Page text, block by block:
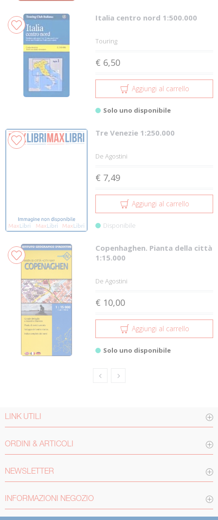
Italia centro nord 1:500.000
Touring
€ 6,50
Aggiungi al carrello
Solo uno disponibile
Tre Venezie 1:250.000
De Agostini
€ 7,49
Aggiungi al carrello
Disponibile
Copenhaghen. Pianta della città
1:15.000
De Agostini
€ 10,00
Aggiungi al carrello
Solo uno disponibile
LINK UTILI
ORDINI & ARTICOLI
NEWSLETTER
INFORMAZIONI NEGOZIO